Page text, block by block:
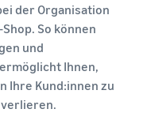
der Organisation
So können
und
Ihnen,
Ihre Kund:innen zu